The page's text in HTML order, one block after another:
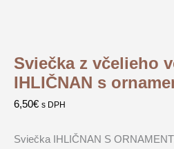
Sviečka z včelieho
IHLIČNAN s
6,50€ s DPH
Sviečka IHLIČNAN S